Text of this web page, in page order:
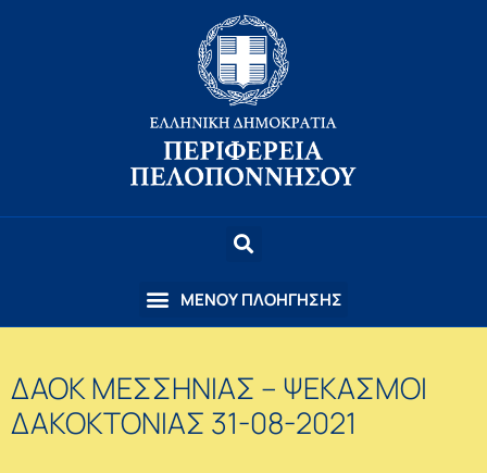
ΔΑΟΚ ΜΕΣΣΗΝΙΑΣ – ΨΕΚΑΣΜΟΙ
ΔΑΚΟΚΤΟΝΙΑΣ 31-08-2021